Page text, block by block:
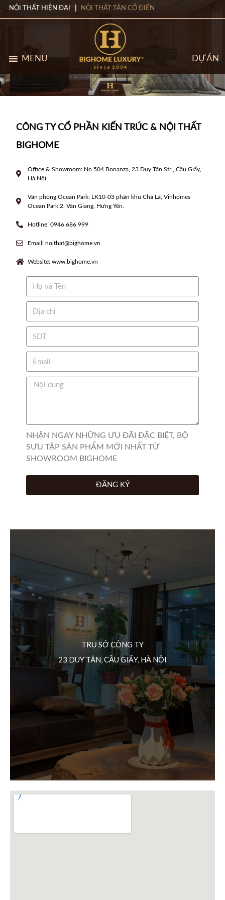
NỘI THẤT HIỆN ĐẠI NỘI THẤT TÂN CỔ ĐIỂN
MENU DỰ ÁN
CÔNG TY CỔ PHẦN KIẾN TRÚC & NỘI THẤT
BIGHOME
Office & Showroom: No 504 Bonanza, 23 Duy Tân Str., Cầu Giấy,
Hà Nội
Văn phòng Ocean Park: LK10-03 phân khu Chà Là, Vinhomes
Ocean Park 2, Văn Giang, Hưng Yên.
Hotline: 0946 686 999
Email: noithat@bighome.vn
Website: www.bighome.vn
NHẬN NGAY NHỮNG ƯU ĐÃI ĐẶC BIỆT, BỘ
SƯU TẬP SẢN PHẨM MỚI NHẤT TỪ
SHOWROOM BIGHOME
ĐĂNG KÝ
TRỤ SỞ CÔNG TY
23 DUY TÂN, CẦU GIẤY, HÀ NỘI